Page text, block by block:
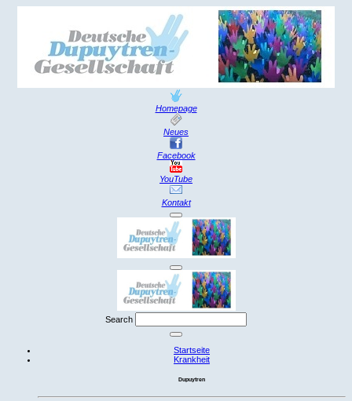
Homepage
Neues
Facebook
YouTube
Kontakt
Search
Startseite
Krankheit
Dupuytren